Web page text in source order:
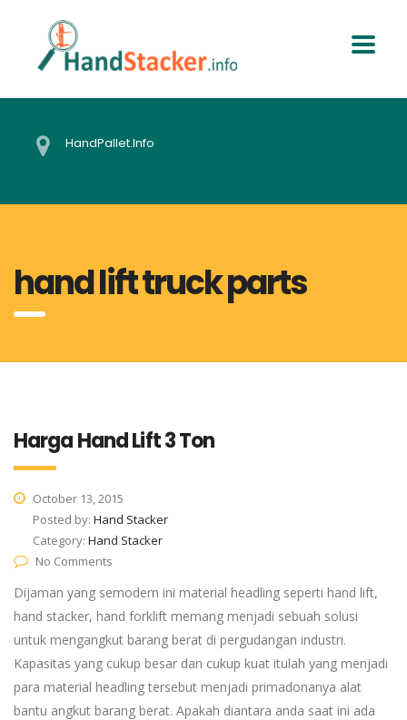
HandPallet.Info
hand lift truck parts
Harga Hand Lift 3 Ton
October 13, 2015
Posted by: Hand Stacker
Category: Hand Stacker
No Comments
Dijaman yang semodern ini material headling seperti hand lift,
hand stacker, hand forklift memang menjadi sebuah solusi
untuk mengangkut barang berat di pergudangan industri.
Kapasitas yang cukup besar dan cukup kuat itulah yang menjadi
para material headling tersebut menjadi primadonanya alat
bantu angkut barang berat. Apakah diantara anda saat ini ada